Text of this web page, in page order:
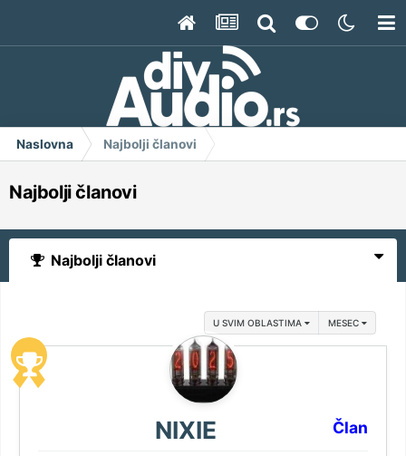
Naslovna Najbolji članovi
Najbolji članovi
Najbolji članovi
U SVIM OBLASTIMA MESEC
NIXIE Član